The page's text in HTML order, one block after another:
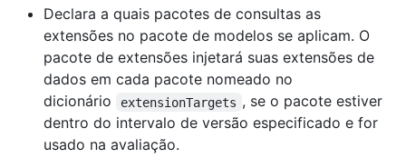
Declara a quais pacotes de consultas as
extensões no pacote de modelos se aplicam. O
pacote de extensões injetará suas extensões de
dados em cada pacote nomeado no
dicionário
extensionTargets , se o pacote estiver
dentro do intervalo de versão especificado e for
usado na avaliação.